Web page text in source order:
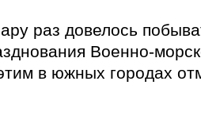
раз довелось
Военно-
в южных городах